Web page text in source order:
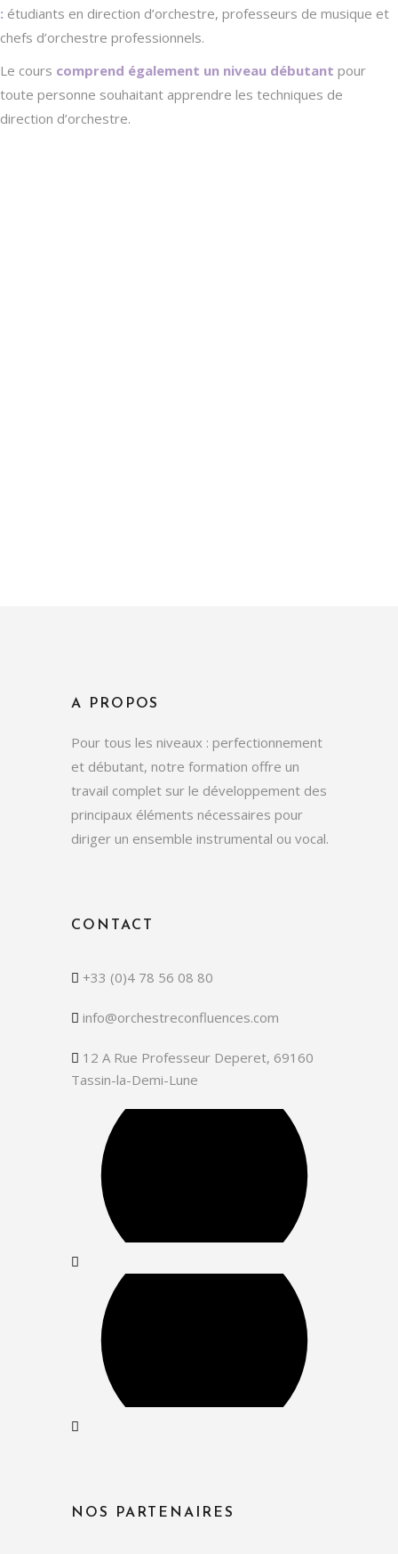
: étudiants en direction d’orchestre, professeurs de musique et
chefs d’orchestre professionnels.
Le cours comprend également un niveau débutant pour
toute personne souhaitant apprendre les techniques de
direction d’orchestre.
A PROPOS
Pour tous les niveaux : perfectionnement
et débutant, notre formation offre un
travail complet sur le développement des
principaux éléments nécessaires pour
diriger un ensemble instrumental ou vocal.
CONTACT
+33 (0)4 78 56 08 80
info@orchestreconfluences.com
12 A Rue Professeur Deperet, 69160
Tassin-la-Demi-Lune
NOS PARTENAIRES